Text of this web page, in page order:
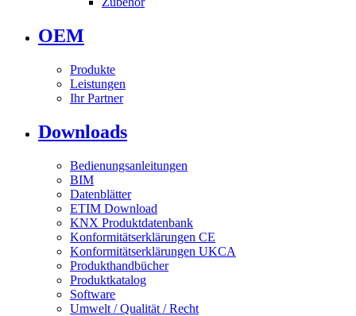
OEM
Produkte
Leistungen
Ihr Partner
Downloads
Bedienungsanleitungen
BIM
Datenblätter
ETIM Download
KNX Produktdatenbank
Konformitätserklärungen CE
Konformitätserklärungen UKCA
Produkthandbücher
Produktkatalog
Software
Umwelt / Qualität / Recht